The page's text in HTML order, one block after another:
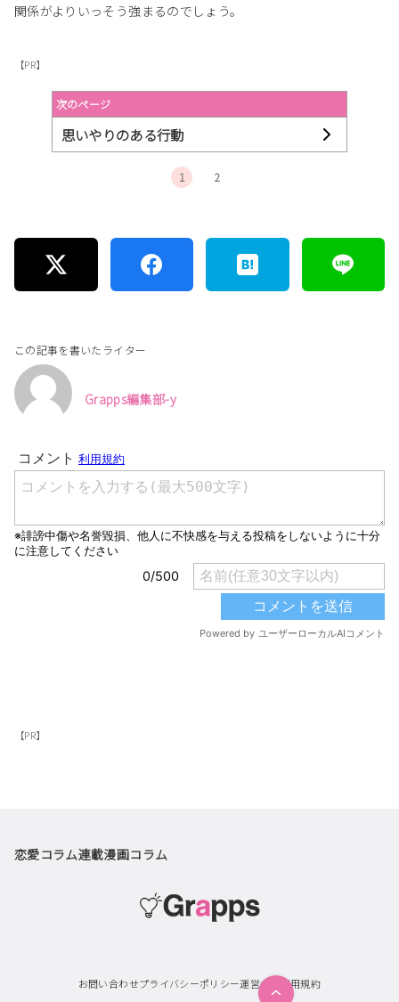
関係がよりいっそう強まるのでしょう。
【PR】
次のページ
思いやりのある行動
1 2
この記事を書いたライター
Grapps編集部-y
【PR】
恋愛コラム連載漫画コラム
お問い合わせプライバシーポリシー運営会社
利用規約